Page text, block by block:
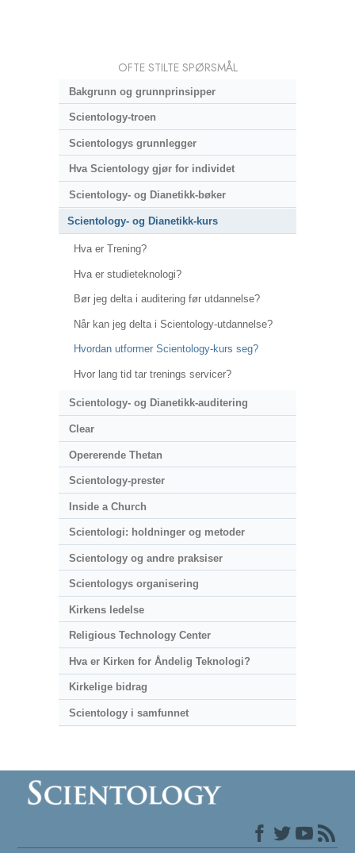
OFTE STILTE SPØRSMÅL
Bakgrunn og grunnprinsipper
Scientology-troen
Scientologys grunnlegger
Hva Scientology gjør for individet
Scientology- og Dianetikk-bøker
Scientology- og Dianetikk-kurs
Hva er Trening?
Hva er studieteknologi?
Bør jeg delta i auditering før utdannelse?
Når kan jeg delta i Scientology-utdannelse?
Hvordan utformer Scientology-kurs seg?
Hvor lang tid tar trenings servicer?
Scientology- og Dianetikk-auditering
Clear
Opererende Thetan
Scientology-prester
Inside a Church
Scientologi: holdninger og metoder
Scientology og andre praksiser
Scientologys organisering
Kirkens ledelse
Religious Technology Center
Hva er Kirken for Åndelig Teknologi?
Kirkelige bidrag
Scientology i samfunnet